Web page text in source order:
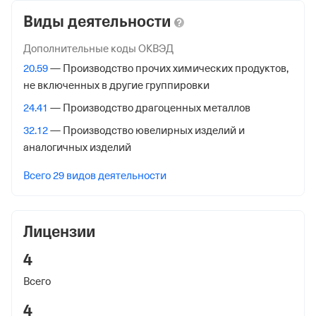
Внебюджетные фонды
Регистрационный номер в ПФР
Наименование территориального органа
Отделение Фонда Пенсионного и Социального
Виды деятельности
Дополнительные коды ОКВЭД
20.59— Производство прочих химических продуктов,
не включенных в другие группировки
24.41 — Производство драгоценных металлов
32.12— Производство ювелирных изделий и
аналогичных изделий
Всего 29 видов деятельности
Лицензии
4
Всего
4